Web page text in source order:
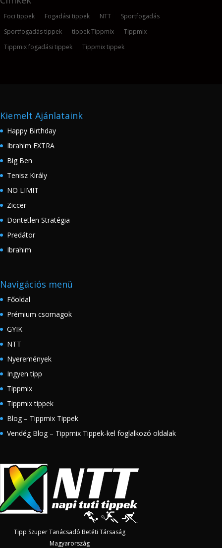
Foci tippek Fogadási tippek NTT
Sportfogadás
Sportfogadás tippek
tippek Tippmix
Tippmix
Tippmix fogadási tippek
Tippmix tippek
Kiemelt Ajánlataink
Happy Birthday
Ibrahim EXTRA
Big Ben
Tenisz Király
NO LIMIT
Ziccer
Döntetlen Stratégia
Predátor
Ibrahim
Navigációs menü
Főoldal
Prémium csomagok
GYIK
NTT
Nyeremények
Ingyen tipp
Tippmix
Tippmix tippek
Blog – Tippmix Tippek
Vendég Blog – Tippmix Tippek-kel foglalkozó oldalak
Tipp Szuper Tanácsadó Betéti Társaság
Magyarország